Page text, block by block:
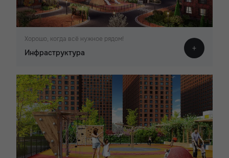
Хорошо, когда всё нужное рядом!
Инфраструктура